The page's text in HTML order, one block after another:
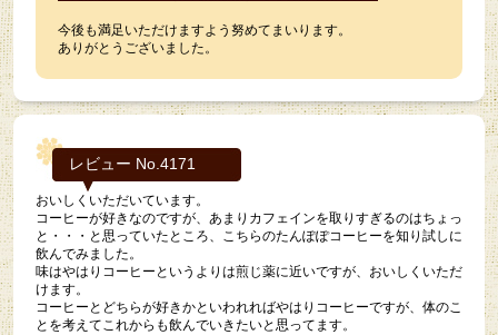
今後も満足いただけますよう努めてまいります。
ありがとうございました。
レビュー No.4171
おいしくいただいています。
コーヒーが好きなのですが、あまりカフェインを取りすぎるのはちょっ
と・・・と思っていたところ、こちらのたんぽぽコーヒーを知り試しに
飲んでみました。
味はやはりコーヒーというよりは煎じ薬に近いですが、おいしくいただ
けます。
コーヒーとどちらが好きかといわれればやはりコーヒーですが、体のこ
とを考えてこれからも飲んでいきたいと思ってます。